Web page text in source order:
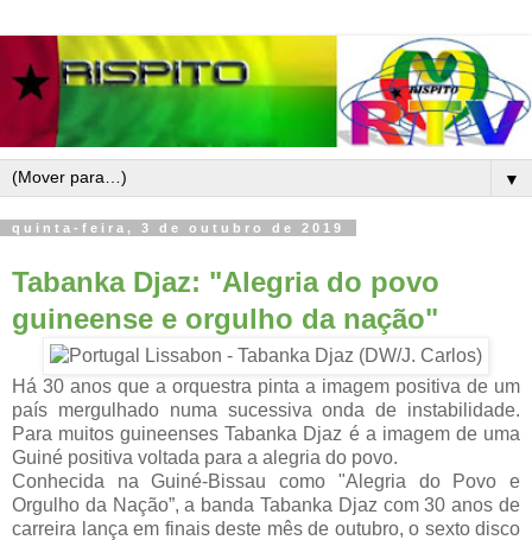
▼
quinta-feira, 3 de outubro de 2019
Tabanka Djaz: "Alegria do povo
guineense e orgulho da nação"
Há 30 anos que a orquestra pinta a imagem positiva de um
país mergulhado numa sucessiva onda de instabilidade.
Para muitos guineenses Tabanka Djaz é a imagem de uma
Guiné positiva voltada para a alegria do povo.
Conhecida na Guiné-Bissau como "Alegria do Povo e
Orgulho da Nação”, a banda Tabanka Djaz com 30 anos de
carreira lança em finais deste mês de outubro, o sexto disco